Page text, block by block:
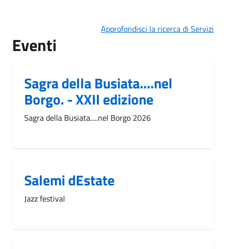
Approfondisci la ricerca di Servizi
Eventi
Sagra della Busiata....nel
Borgo. - XXII edizione
Sagra della Busiata.....nel Borgo 2026
Salemi dEstate
Jazz festival